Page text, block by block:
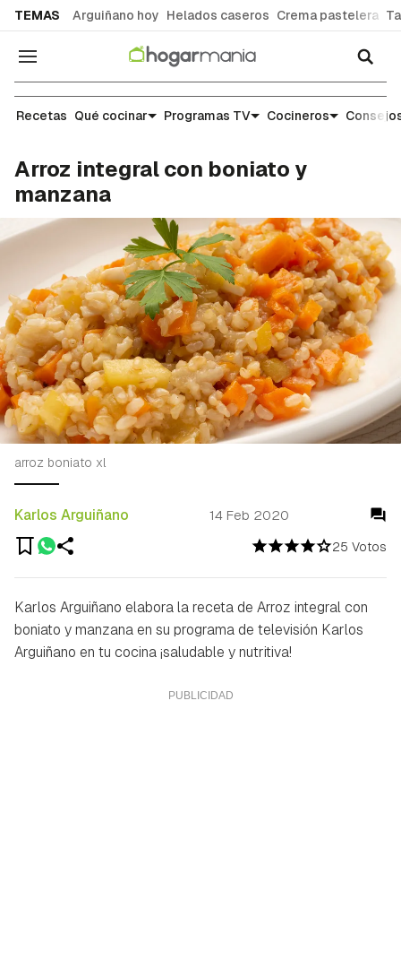
TEMAS Arguiñano hoy Helados caseros Crema pastelera
Navegación
Recetas
Recetas Qué cocinar Programas TV Cocineros
Arroz integral con boniato y
manzana
25 Votos
Karlos Arguiñano 14 Feb 2020
arroz boniato xl
Karlos Arguiñano elabora la receta de Arroz integral con
boniato y manzana en su programa de televisión Karlos
Arguiñano en tu cocina ¡saludable y nutritiva!